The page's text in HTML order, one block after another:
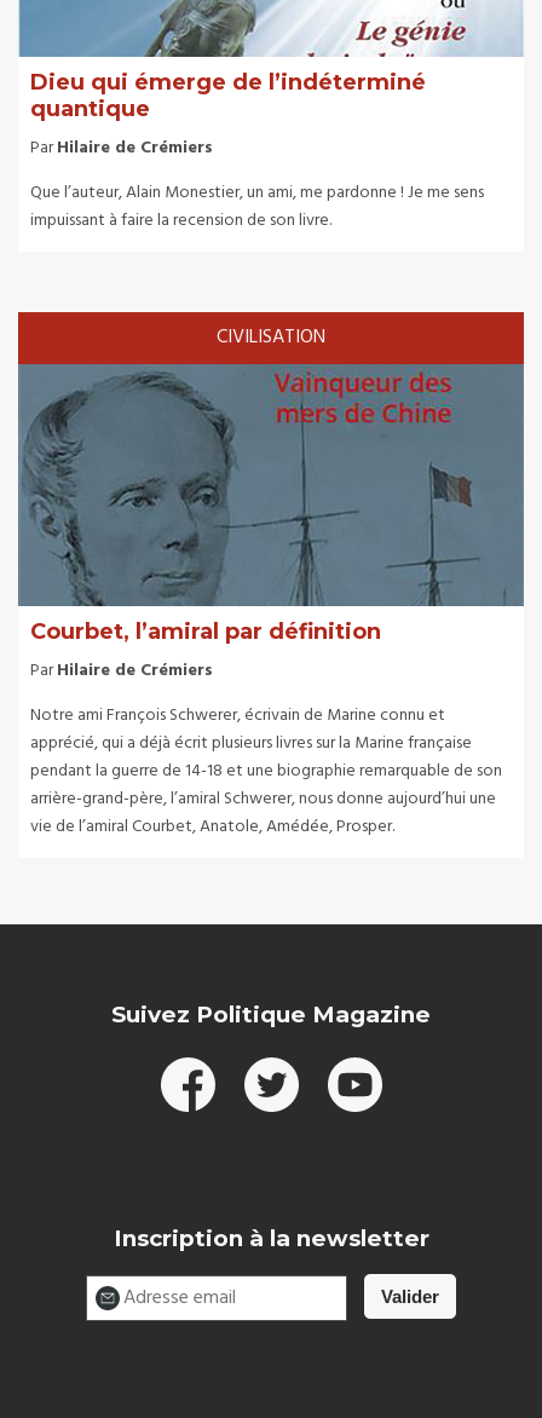
Dieu qui émerge de l’indéterminé
quantique
ParHilaire de Crémiers
Que l’auteur, Alain Monestier, un ami, me pardonne ! Je me sens
impuissant à faire la recension de son livre.
CIVILISATION
Courbet, l’amiral par définition
ParHilaire de Crémiers
Notre ami François Schwerer, écrivain de Marine connu et
apprécié, qui a déjà écrit plusieurs livres sur la Marine française
pendant la guerre de 14-18 et une biographie remarquable de son
arrière-grand-père, l’amiral Schwerer, nous donne aujourd’hui une
vie de l’amiral Courbet, Anatole, Amédée, Prosper.
Suivez Politique Magazine
Inscription à la newsletter